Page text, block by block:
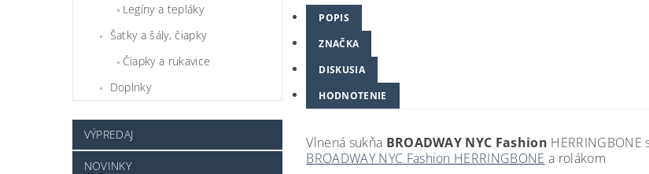
Legíny a tepláky
Šatky a šály, čiapky
Čiapky a rukavice
Doplnky
VÝPREDAJ
NOVINKY
POPIS
ZNAČKA
DISKUSIA
HODNOTENIE
Vlnená sukňa BROADWAY NYC Fashion
BROADWAY NYC Fashion HERRINGBONE a rolákom